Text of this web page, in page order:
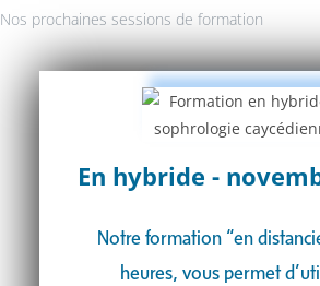
Nos prochaines sessions de formation
En hybride -
Notre formation “en
heures, vous permet